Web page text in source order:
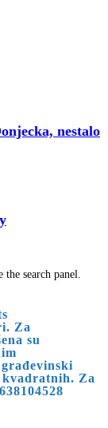
nestalo
the search panel.
Za
su
kvadratnih. Za